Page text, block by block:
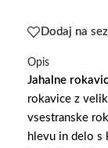
Dodaj na
Opis
Jahalne
rokavice z
vsestranske
hlevu in delo s